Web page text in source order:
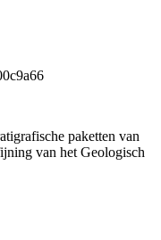
paketten van
van het Geologisch